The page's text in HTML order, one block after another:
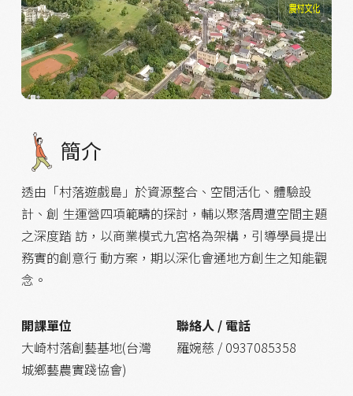
簡介
透由「村落遊戲島」於資源整合、空間活化、體驗設
計、創 生運營四項範疇的探討，輔以聚落周遭空間主題
之深度踏 訪，以商業模式九宮格為架構，引導學員提出
務實的創意行 動方案，期以深化會通地方創生之知能觀
念。
開課單位
大崎村落創藝基地(台灣
城鄉藝農實踐協會)
聯絡人 / 電話
羅婉慈 / 0937085358